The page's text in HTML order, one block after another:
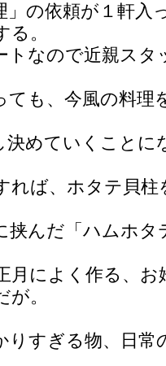
」の依頼が１軒入
。
トなので近親スタ
ても、今風の料理
決めていくことに
れば、ホタテ貝
挟んだ「ハムホタ
月によく作る、お
。
りすぎる物、日常